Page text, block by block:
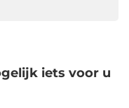
iets voor u